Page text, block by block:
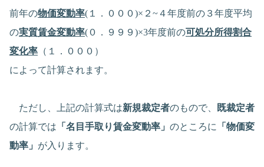
前年の物価変動率(１．０００)×２~４年度前の３年度平均
の実質賃金変動率(０．９９９)×3年度前の可処分所得割合
変化率 （１．０００）
によって計算されます。
ただし、上記の計算式は新規裁定者のもので、
既裁定者
の計算では 「名目手取り賃金変動率」 のところに
「物価変
動率」 が入ります。